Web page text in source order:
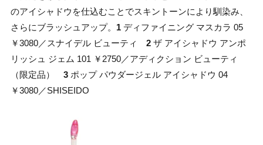
のアイシャドウを仕込むことでスキントーンにより馴染み、
さらにブラッシュアップ。 1 ディファイニング マスカラ 05
￥3080／スナイデル ビューティ 2 ザ アイシャドウ アンポ
リッシュ ジェム 101 ￥2750／アディクション ビューティ
（限定品） 3 ポップ パウダージェル アイシャドウ 04
￥3080／SHISEIDO